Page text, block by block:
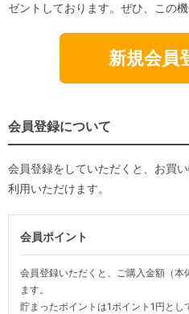
ゼントしております。ぜひ、この
新規会員
会員登録について
会員登録をしていただくと、お買
利用いただけます。
会員ポイント
会員登録いただくと、ご購入金額（本
ます。
貯まったポイントは1ポイント1円と